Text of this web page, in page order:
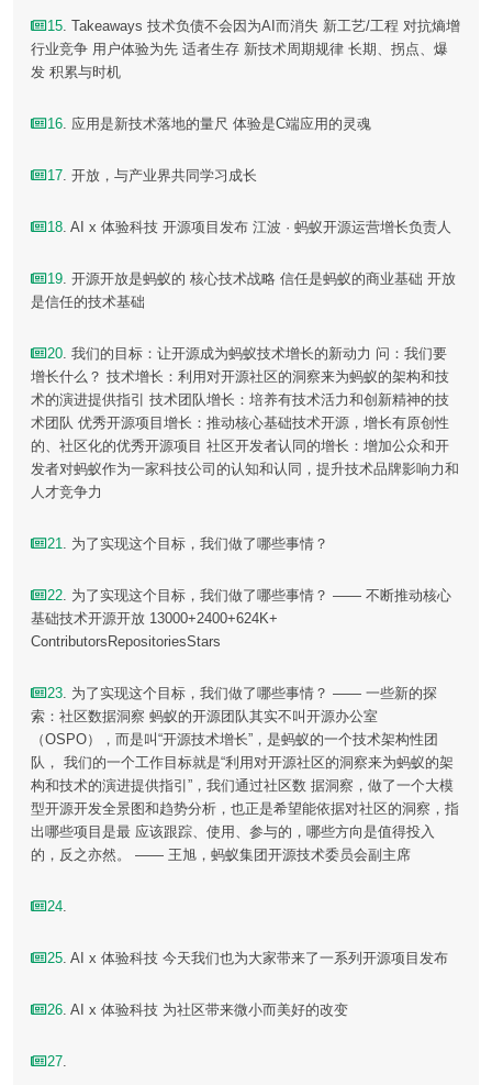
15. Takeaways 技术负债不会因为AI而消失 新工艺/工程 对抗熵增
行业竞争 用户体验为先 适者生存 新技术周期规律 长期、拐点、爆
发 积累与时机
16. 应用是新技术落地的量尺 体验是C端应用的灵魂
17. 开放，与产业界共同学习成长
18. AI x 体验科技 开源项目发布 江波 · 蚂蚁开源运营增长负责人
19. 开源开放是蚂蚁的 核心技术战略 信任是蚂蚁的商业基础 开放
是信任的技术基础
20. 我们的目标：让开源成为蚂蚁技术增长的新动力 问：我们要
增长什么？ 技术增长：利用对开源社区的洞察来为蚂蚁的架构和技
术的演进提供指引 技术团队增长：培养有技术活力和创新精神的技
术团队 优秀开源项目增长：推动核心基础技术开源，增长有原创性
的、社区化的优秀开源项目 社区开发者认同的增长：增加公众和开
发者对蚂蚁作为一家科技公司的认知和认同，提升技术品牌影响力和
人才竞争力
21. 为了实现这个目标，我们做了哪些事情？
22. 为了实现这个目标，我们做了哪些事情？ —— 不断推动核心
基础技术开源开放 13000+2400+624K+
ContributorsRepositoriesStars
23. 为了实现这个目标，我们做了哪些事情？ —— 一些新的探
索：社区数据洞察 蚂蚁的开源团队其实不叫开源办公室
（OSPO），而是叫“开源技术增长”，是蚂蚁的一个技术架构性团
队， 我们的一个工作目标就是“利用对开源社区的洞察来为蚂蚁的架
构和技术的演进提供指引”，我们通过社区数 据洞察，做了一个大模
型开源开发全景图和趋势分析，也正是希望能依据对社区的洞察，指
出哪些项目是最 应该跟踪、使用、参与的，哪些方向是值得投入
的，反之亦然。 —— 王旭，蚂蚁集团开源技术委员会副主席
24.
25. AI x 体验科技 今天我们也为大家带来了一系列开源项目发布
26. AI x 体验科技 为社区带来微小而美好的改变
27.